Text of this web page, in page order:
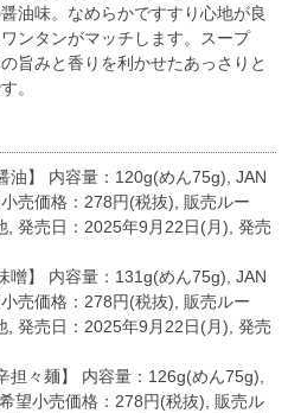
油味。なめらかですすり心地が良
ンタンがマッチします。スープ
旨みと香りを利かせたあっさりと
。
油】 内容量：120g(めん75g), JAN
売価格：278円(税抜), 販売ルー
, 発売日：2025年9月22日(月), 発売
噌】 内容量：131g(めん75g), JAN
売価格：278円(税抜), 販売ルー
, 発売日：2025年9月22日(月), 発売
担々麺】 内容量：126g(めん75g),
望小売価格：278円(税抜), 販売ル